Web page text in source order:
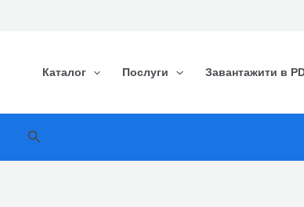
Каталог Послуги Завантажити в
Пошук